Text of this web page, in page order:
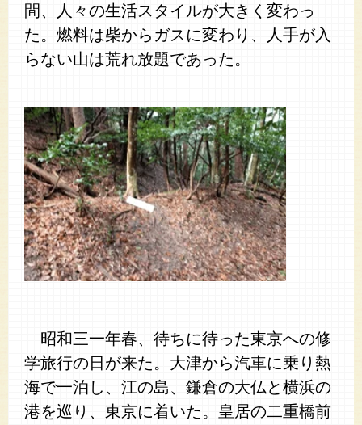
間、人々の生活スタイルが大きく変わっ
た。燃料は柴からガスに変わり、人手が入
らない山は荒れ放題であった。
昭和三一年春、待ちに待った東京への修
学旅行の日が来た。大津から汽車に乗り熱
海で一泊し、江の島、鎌倉の大仏と横浜の
港を巡り、東京に着いた。皇居の二重橋前